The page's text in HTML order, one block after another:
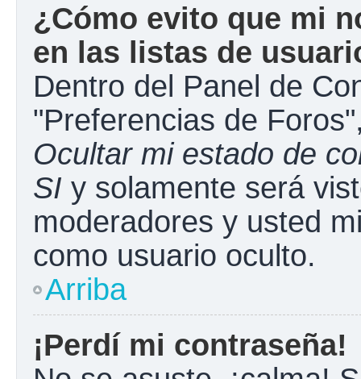
¿Cómo evito que mi
en las listas de
Dentro del Panel de
"Preferencias de
Ocultar mi estado de
SI y solamente será
moderadores y usted
como usuario oculto.
Arriba
¡Perdí mi contraseña!